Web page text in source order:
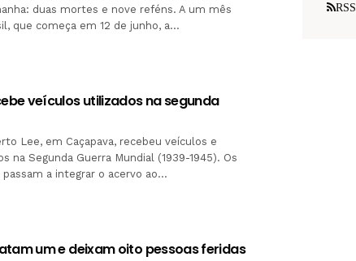
duas mortes e nove reféns. A um mês
que começa em 12 de junho, a…
veículos utilizados na segunda
Lee, em Caçapava, recebeu veículos e
na Segunda Guerra Mundial (1939-1945). Os
a integrar o acervo ao…
um e deixam oito pessoas feridas
RSS